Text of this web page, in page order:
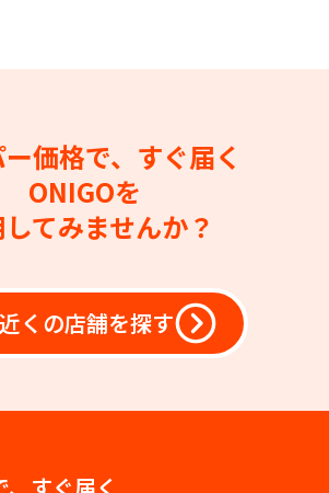
価格で、すぐ届く
ONIGOを
てみませんか？
くの店舗を探す